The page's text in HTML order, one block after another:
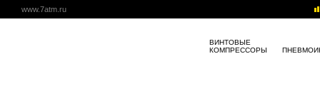
www.7atm.ru
ВИНТОВЫЕ
КОМПРЕССОРЫ